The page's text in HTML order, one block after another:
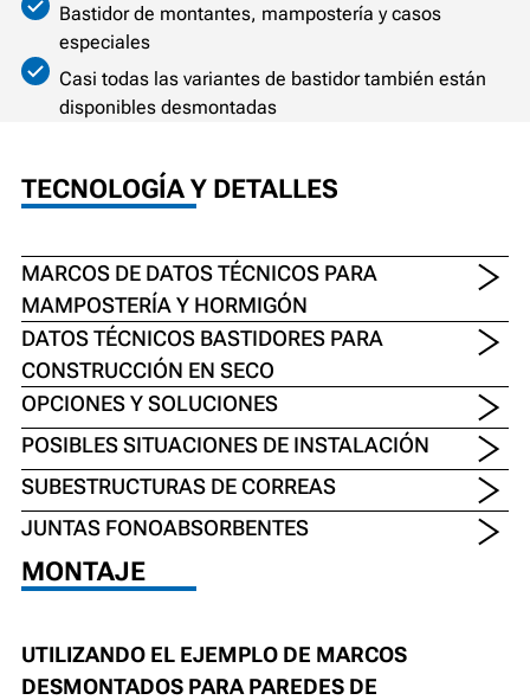
Bastidor de montantes, mampostería y casos
especiales
Casi todas las variantes de bastidor también están
disponibles desmontadas
TECNOLOGÍA Y DETALLES
MARCOS DE DATOS TÉCNICOS PARA
MAMPOSTERÍA Y HORMIGÓN
DATOS TÉCNICOS BASTIDORES PARA
CONSTRUCCIÓN EN SECO
OPCIONES Y SOLUCIONES
POSIBLES SITUACIONES DE INSTALACIÓN
SUBESTRUCTURAS DE CORREAS
JUNTAS FONOABSORBENTES
MONTAJE
UTILIZANDO EL EJEMPLO DE MARCOS
DESMONTADOS PARA PAREDES DE